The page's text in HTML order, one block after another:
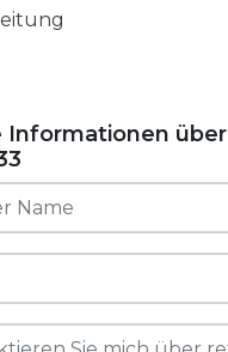
Informationen über